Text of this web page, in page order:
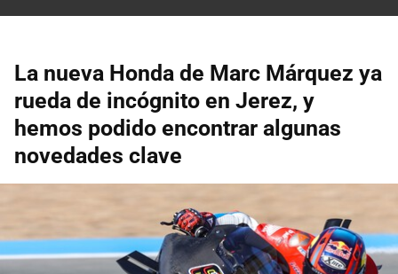
La nueva Honda de Marc Márquez ya
rueda de incógnito en Jerez, y
hemos podido encontrar algunas
novedades clave